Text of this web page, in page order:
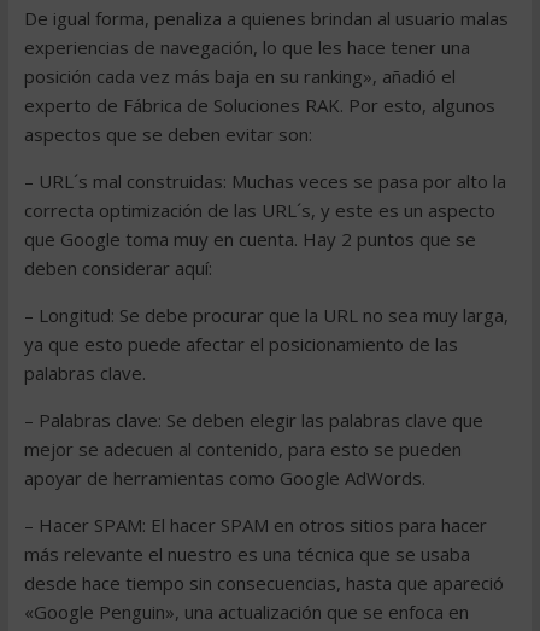
De igual forma, penaliza a quienes brindan al usuario malas
experiencias de navegación, lo que les hace tener una
posición cada vez más baja en su ranking», añadió el
experto de Fábrica de Soluciones RAK. Por esto, algunos
aspectos que se deben evitar son:
– URL´s mal construidas: Muchas veces se pasa por alto la
correcta optimización de las URL´s, y este es un aspecto
que Google toma muy en cuenta. Hay 2 puntos que se
deben considerar aquí:
– Longitud: Se debe procurar que la URL no sea muy larga,
ya que esto puede afectar el posicionamiento de las
palabras clave.
– Palabras clave: Se deben elegir las palabras clave que
mejor se adecuen al contenido, para esto se pueden
apoyar de herramientas como Google AdWords.
– Hacer SPAM: El hacer SPAM en otros sitios para hacer
más relevante el nuestro es una técnica que se usaba
desde hace tiempo sin consecuencias, hasta que apareció
«Google Penguin», una actualización que se enfoca en